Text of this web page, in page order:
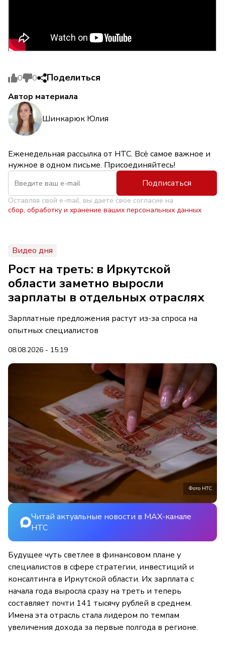
0 0 Поделиться
Автор материала
Шинкарюк Юлия
Еженедельная рассылка от НТС. Всё самое важное и
нужное в одном письме. Присоединяйтесь!
Подписаться
Оставляя свой e-mail, вы даете свое согласие на
сбор, обработку и хранение ваших персональных данных
Видео дня
Рост на треть: в Иркутской
области заметно выросли
зарплаты в отдельных отраслях
Зарплатные предложения растут из-за спроса на
опытных специалистов
08.08.2026 - 15:19
Фото НТС
Читай актуальные новости в MAX-канале
НТС
Будущее чуть светлее в финансовом плане у
специалистов в сфере стратегии, инвестиций и
консалтинга в Иркутской области. Их зарплата с
начала года выросла сразу на треть и теперь
составляет почти 141 тысячу рублей в среднем.
Имена эта отрасль стала лидером по темпам
увеличения дохода за первые полгода в регионе.